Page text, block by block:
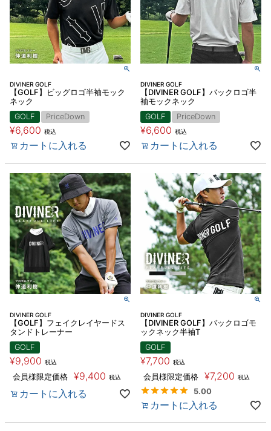
DIVINER GOLF
【GOLF】ビッグロゴ半袖モック
ネック
GOLF
PriceDown
¥6,600 税込
カートに入れる
DIVINER GOLF
【DIVINER GOLF】バックロゴ半
袖モックネック
GOLF
PriceDown
¥6,600 税込
カートに入れる
DIVINER GOLF
【GOLF】フェイクレイヤードス
タンドトレーナー
GOLF
¥9,900 税込
会員様限定価格 ¥9,400 税込
カートに入れる
DIVINER GOLF
【DIVINER GOLF】バックロゴモ
ックネック半袖T
GOLF
¥7,700 税込
会員様限定価格 ¥7,200 税込
5.00
カートに入れる